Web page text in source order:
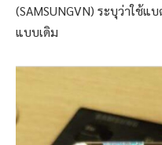
(SAMSUNGVN) ระบุว่าใช้แ
แบบเดิม